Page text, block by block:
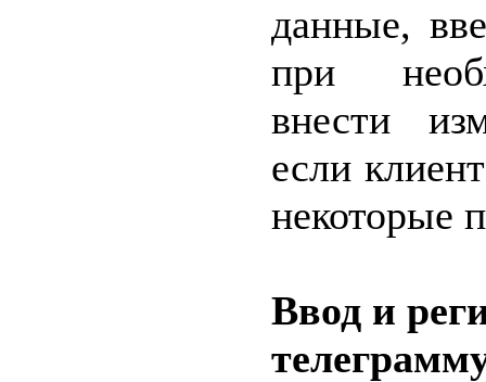
данные,
при
внести
если
некоторые
Ввод и